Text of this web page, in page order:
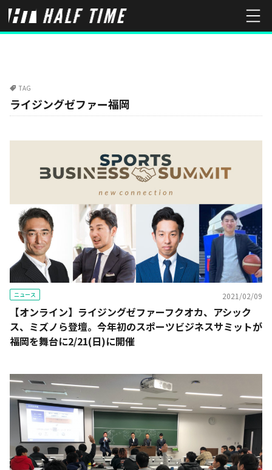
TAG
ライジングゼファー福岡
ニュース 2021/02/09
【オンライン】ライジングゼファーフクオカ、アシック
ス、ミズノら登壇。今年初のスポーツビジネスサミットが
福岡を舞台に2/21(日)に開催